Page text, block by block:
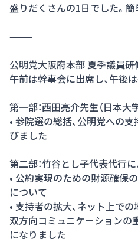
盛りだくさんの1日でした。
⸻
公明党大阪府本部 夏季議員研
午前は幹事会に出席し、午後
第一部：西田亮介先生（日本大
• 参院選の総括、公明党への
びました
第二部：竹谷とし子代表代行
• 公約実現のための財源確保
について
• 支持者の拡大、ネット上で
双方向コミュニケーションの
になりました